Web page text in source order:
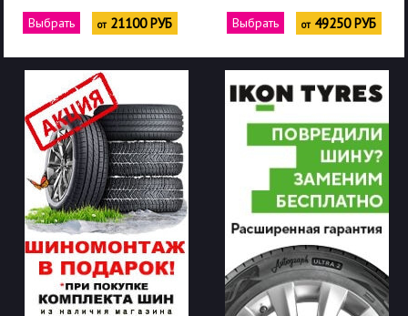
Выбрать от21100 РУБ Выбрать от49250 РУБ